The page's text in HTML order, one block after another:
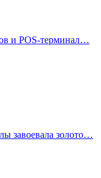
и POS-терминал…
завоевала золото…